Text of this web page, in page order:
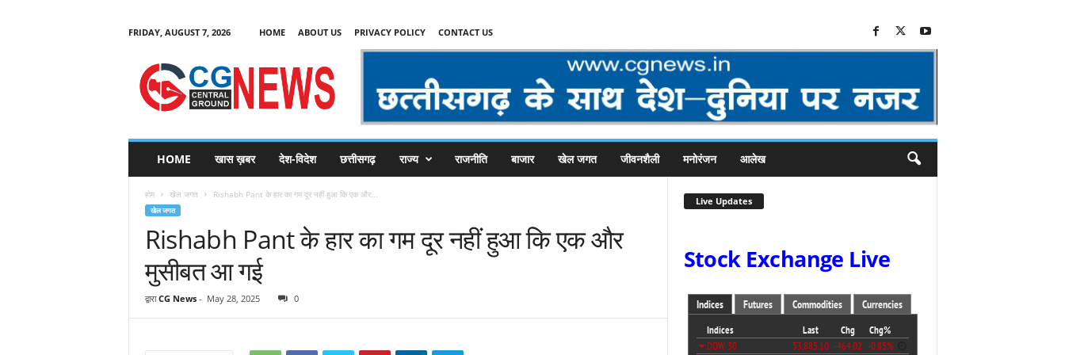
FRIDAY, AUGUST 7, 2026 HOME ABOUT US PRIVACY POLICY CONTACT US
C
HOME खास ख़बर देश-विदेश छत्तीसगढ़ राज्य राजनीति बाजार खेल जगत जीवनशैली मनोरंजन आलेख
होम खेल जगत Rishabh Pant के हार का गम दूर नहीं हुआ कि एक और...
खेल जगत
Rishabh Pant के हार का गम दूर नहीं हुआ कि एक और
मुसीबत आ गई
द्वारा CG News- May 28, 2025 0
Live Updates
Stock Exchange Live